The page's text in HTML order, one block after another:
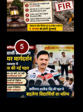
6
5